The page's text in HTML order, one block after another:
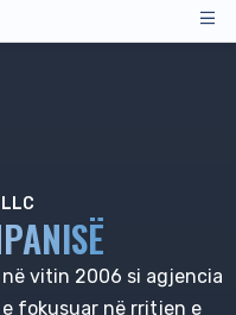
në vitin 2006 si agjencia
fokusuar në rritjen e